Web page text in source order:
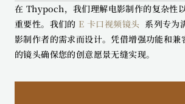
在 Thypoch，我们理解电影制作的复杂性
重要性。我们的 E 卡口视频镜头 系列专为
影制作者的需求而设计。凭借增强功能和兼
的镜头确保您的创意愿景无缝实现。